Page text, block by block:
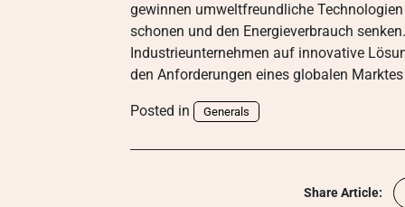
gewinnen umweltfreundliche
schonen und den Energieverbrauch
Industrieunternehmen auf innovative
den Anforderungen eines globalen
Posted in Generals
Share Article: